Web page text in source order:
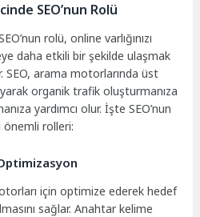
SEO’nun Rolü
rolü, online varlığınızı
daha etkili bir şekilde ulaşmak
arama motorlarında üst
organik trafik oluşturmanıza
yardımcı olur. İşte SEO’nun
rolleri:
için optimize ederek hedef
sağlar. Anahtar kelime